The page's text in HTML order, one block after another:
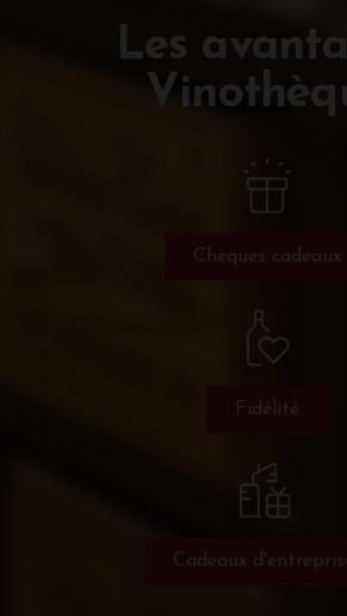
Les
Chèques cadeaux
Fidélité
Cadeaux